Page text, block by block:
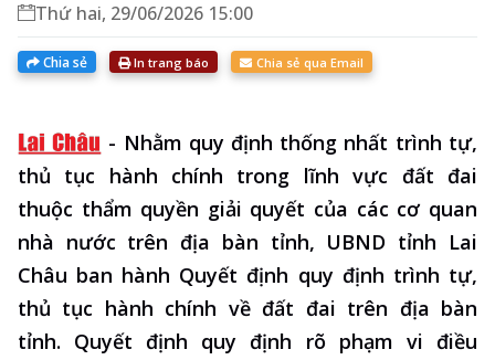
Thứ hai, 29/06/2026 15:00
Chia sẻ In trang báo Chia sẻ qua Email
- Nhằm quy định thống nhất trình tự,
thủ tục hành chính trong lĩnh vực đất đai
thuộc thẩm quyền giải quyết của các cơ quan
nhà nước trên địa bàn tỉnh, UBND tỉnh Lai
Châu ban hành Quyết định quy định trình tự,
thủ tục hành chính về đất đai trên địa bàn
tỉnh. Quyết định quy định rõ phạm vi điều